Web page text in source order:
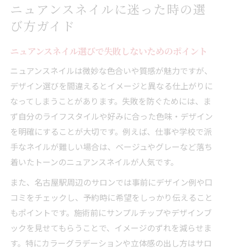
ニュアンスネイルに迷った時の選
び方ガイド
ニュアンスネイル選びで失敗しないためのポイント
ニュアンスネイルは微妙な色合いや質感が魅力ですが、
デザイン選びを間違えるとイメージと異なる仕上がりに
なってしまうことがあります。失敗を防ぐためには、ま
ず自分のライフスタイルや好みに合った色味・デザイン
を明確にすることが大切です。例えば、仕事や学校で派
手なネイルが難しい場合は、ベージュやグレーなど落ち
着いたトーンのニュアンスネイルが人気です。
また、名古屋駅周辺のサロンでは事前にデザイン例や口
コミをチェックし、予約時に希望をしっかり伝えること
もポイントです。施術前にサンプルチップやデザインブ
ックを見せてもらうことで、イメージのずれを減らせま
す。特にカラーグラデーションや立体感の出し方はサロ